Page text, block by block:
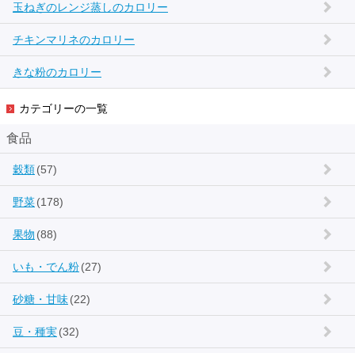
玉ねぎのレンジ蒸しのカロリー
チキンマリネのカロリー
きな粉のカロリー
カテゴリーの一覧
食品
穀類(57)
野菜(178)
果物 (88)
いも・でん粉(27)
砂糖・甘味(22)
豆・種実(32)